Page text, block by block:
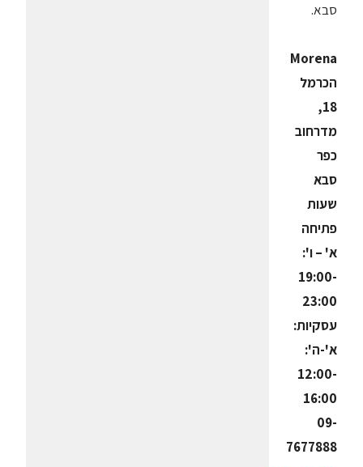
סבא.
Morena
הכרמל
18,
מדרחוב
כפר
סבא
שעות
פתיחה
א' – ו':
19:00-
23:00
עסקיות:
א'-ה':
12:00-
16:00
09-
7677888